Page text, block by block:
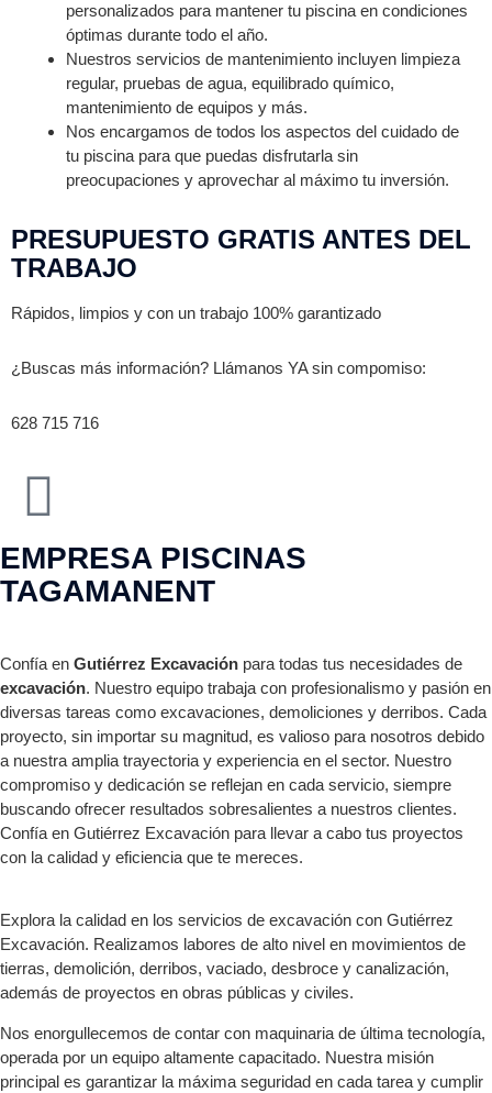
personalizados para mantener tu piscina en condiciones
óptimas durante todo el año.
Nuestros servicios de mantenimiento incluyen limpieza
regular, pruebas de agua, equilibrado químico,
mantenimiento de equipos y más.
Nos encargamos de todos los aspectos del cuidado de
tu piscina para que puedas disfrutarla sin
preocupaciones y aprovechar al máximo tu inversión.
PRESUPUESTO GRATIS ANTES DEL
TRABAJO
Rápidos, limpios y con un trabajo 100% garantizado
¿Buscas más información? Llámanos YA sin compomiso:
628 715 716
EMPRESA PISCINAS
TAGAMANENT
Confía en Gutiérrez Excavación para todas tus necesidades de
excavación. Nuestro equipo trabaja con profesionalismo y pasión en
diversas tareas como excavaciones, demoliciones y derribos. Cada
proyecto, sin importar su magnitud, es valioso para nosotros debido
a nuestra amplia trayectoria y experiencia en el sector. Nuestro
compromiso y dedicación se reflejan en cada servicio, siempre
buscando ofrecer resultados sobresalientes a nuestros clientes.
Confía en Gutiérrez Excavación para llevar a cabo tus proyectos
con la calidad y eficiencia que te mereces.
Explora la calidad en los servicios de excavación con Gutiérrez
Excavación. Realizamos labores de alto nivel en movimientos de
tierras, demolición, derribos, vaciado, desbroce y canalización,
además de proyectos en obras públicas y civiles.
Nos enorgullecemos de contar con maquinaria de última tecnología,
operada por un equipo altamente capacitado. Nuestra misión
principal es garantizar la máxima seguridad en cada tarea y cumplir